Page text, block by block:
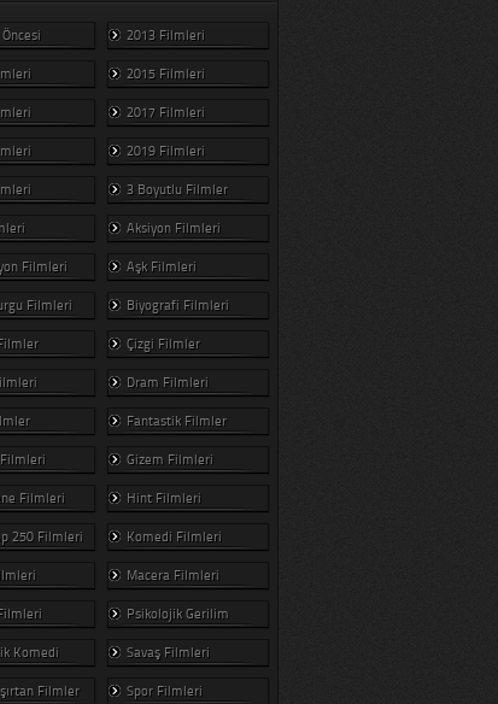
2013 Filmleri
2015 Filmleri
2017 Filmleri
2019 Filmleri
3 Boyutlu Filmler
Aksiyon Filmleri
Filmleri Aşk Filmleri
Filmleri Biyografi Filmleri
Çizgi Filmler
Dram Filmleri
Fantastik Filmler
Gizem Filmleri
Filmleri Hint Filmleri
250 Filmleri Komedi Filmleri
Macera Filmleri
Psikolojik Gerilim
Komedi Savaş Filmleri
Filmler Spor Filmleri